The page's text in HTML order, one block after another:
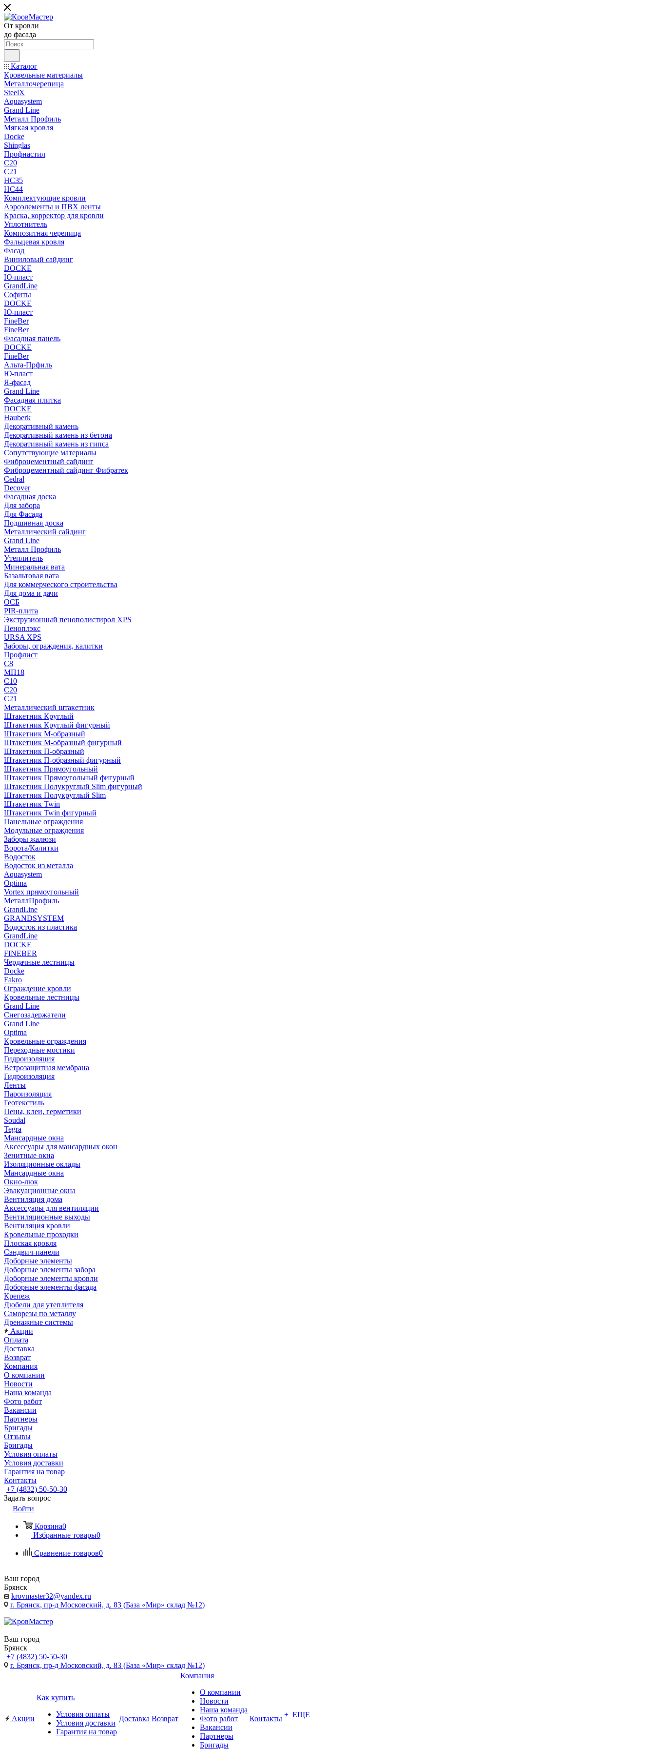
От кровли
до фасада
Каталог
Кровельные материалы
Металлочерепица
SteelX
Aquasystem
Grand Line
Металл Профиль
Мягкая кровля
Docke
Shinglas
Профнастил
C20
C21
НС35
НС44
Комплектующие кровли
Аэроэлементы и ПВХ ленты
Краска, корректор для кровли
Уплотнитель
Композитная черепица
Фальцевая кровля
Фасад
Виниловый сайдинг
DOCKE
Ю-пласт
GrandLine
Софиты
DOCKE
Ю-пласт
FineBer
FineBer
Фасадная панель
DOCKE
FineBer
Альта-Прфиль
Ю-пласт
Я-фасад
Grand Line
Фасадная плитка
DOCKE
Hauberk
Декоративный камень
Декоративный камень из бетона
Декоративный камень из гипса
Сопутствующие материалы
Фиброцементный сайдинг
Фиброцементный сайдинг Фибратек
Cedral
Decover
Фасадная доска
Для забора
Для Фасада
Подшивная доска
Металлический сайдинг
Grand Line
Металл Профиль
Утеплитель
Минеральная вата
Базальтовая вата
Для коммерческого строительства
Для дома и дачи
ОСБ
PIR-плита
Экструзионный пенополистирол XPS
Пеноплэкс
URSA XPS
Заборы, ограждения, калитки
Профлист
С8
МП18
С10
С20
С21
Металлический штакетник
Штакетник Круглый
Штакетник Круглый фигурный
Штакетник М-образный
Штакетник М-образный фигурный
Штакетник П-образный
Штакетник П-образный фигурный
Штакетник Прямоугольный
Штакетник Прямоугольный фигурный
Штакетник Полукруглый Slim фигурный
Штакетник Полукруглый Slim
Штакетник Twin
Штакетник Twin фигурный
Панельные ограждения
Модульные ограждения
Заборы жалюзи
Ворота/Калитки
Водосток
Водосток из металла
Aquasystem
Optima
Vortex прямоугольный
МеталлПрофиль
GrandLine
GRANDSYSTEM
Водосток из пластика
GrandLine
DOCKE
FINEBER
Чердачные лестницы
Docke
Fakro
Ограждение кровли
Кровельные лестницы
Grand Line
Снегозадержатели
Grand Line
Optima
Кровельные ограждения
Переходные мостики
Гидроизоляция
Ветрозащитная мембрана
Гидроизоляция
Ленты
Пароизоляция
Геотекстиль
Пены, клеи, герметики
Soudal
Tegra
Мансардные окна
Аксессуары для мансардных окон
Зенитные окна
Изоляционные оклады
Мансардные окна
Окно-люк
Эвакуационные окна
Вентиляция дома
Аксессуары для вентиляции
Вентиляционные выходы
Вентиляция кровли
Кровельные проходки
Плоская кровля
Сэндвич-панели
Доборные элементы
Доборные элементы забора
Доборные элементы кровли
Доборные элементы фасада
Крепеж
Дюбели для утеплителя
Саморезы по металлу
Дренажные системы
Акции
Оплата
Доставка
Возврат
Компания
О компании
Новости
Наша команда
Фото работ
Вакансии
Партнеры
Бригады
Отзывы
Бригады
Условия оплаты
Условия доставки
Гарантия на товар
Контакты
+7 (4832) 50-50-30
Задать вопрос
Войти
Корзина0
Избранные товары0
Сравнение товаров0
Ваш город
Брянск
krovmaster32@yandex.ru
г. Брянск, пр-д Московский, д. 83 (База «Мир» склад №12)
Ваш город
Брянск
+7 (4832) 50-50-30
г. Брянск, пр-д Московский, д. 83 (База «Мир» склад №12)
Акции
Как купить
Условия оплаты
Условия доставки
Гарантия на товар
Доставка Возврат
Компания
О компании
Новости
Наша команда
Фото работ
Вакансии
Партнеры
Бригады
Контакты + ЕЩЕ